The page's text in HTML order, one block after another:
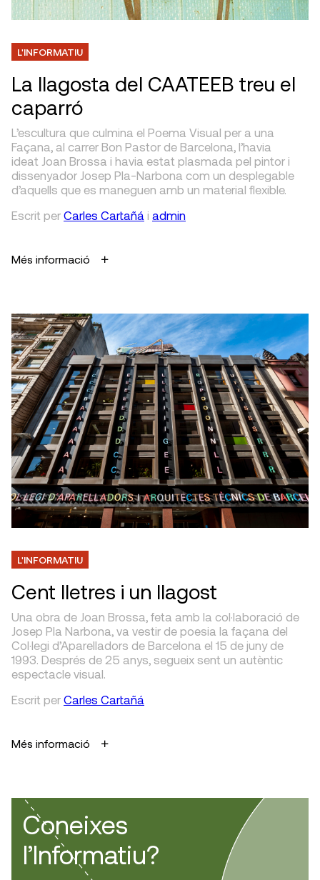
L'INFORMATIU
La llagosta del CAATEEB treu el
caparró
L’escultura que culmina el Poema Visual per a una
Façana, al carrer Bon Pastor de Barcelona, l’havia
ideat Joan Brossa i havia estat plasmada pel pintor i
dissenyador Josep Pla-Narbona com un desplegable
d’aquells que es maneguen amb un material flexible.
Escrit per Carles Cartañá i admin
Més informació
L'INFORMATIU
Cent lletres i un llagost
Una obra de Joan Brossa, feta amb la col·laboració de
Josep Pla Narbona, va vestir de poesia la façana del
Col·legi d’Aparelladors de Barcelona el 15 de juny de
1993. Després de 25 anys, segueix sent un autèntic
espectacle visual.
Escrit per Carles Cartañá
Més informació
Coneixes
l’Informatiu?